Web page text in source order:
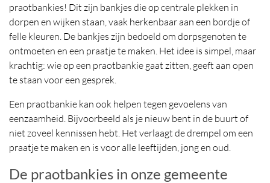
praotbankies! Dit zijn bankjes die op centrale plekken in
dorpen en wijken staan, vaak herkenbaar aan een bordje of
felle kleuren. De bankjes zijn bedoeld om dorpsgenoten te
ontmoeten en een praatje te maken. Het idee is simpel, maar
krachtig: wie op een praotbankie gaat zitten, geeft aan open
te staan voor een gesprek.
Een praotbankie kan ook helpen tegen gevoelens van
eenzaamheid. Bijvoorbeeld als je nieuw bent in de buurt of
niet zoveel kennissen hebt. Het verlaagt de drempel om een
praatje te maken en is voor alle leeftijden, jong en oud.
De praotbankies in onze gemeente